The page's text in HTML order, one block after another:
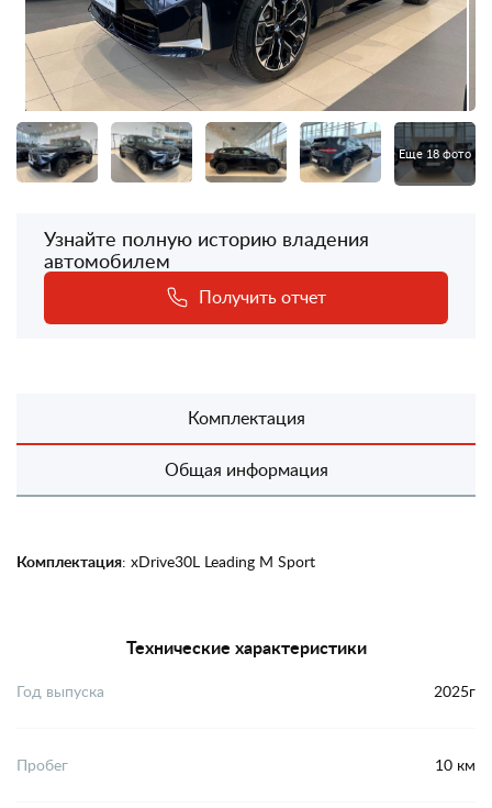
Еще 18 фото
Узнайте полную историю владения
автомобилем
Получить отчет
Комплектация
Общая информация
Комплектация: xDrive30L Leading M Sport
Технические характеристики
Год выпуска 2025г
Пробег 10 км